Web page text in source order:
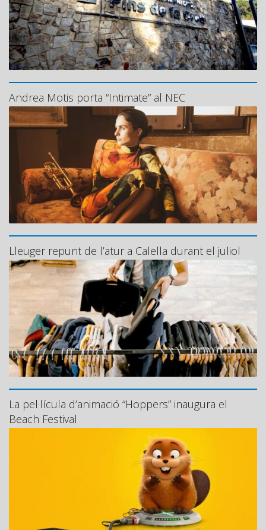
Andrea Motis porta “Intimate” al NEC
Lleuger repunt de l’atur a Calella durant el juliol
La pel·lícula d’animació “Hoppers” inaugura el
Beach Festival